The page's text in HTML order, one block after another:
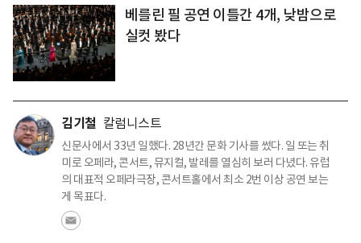
베를린 필 공연 이틀간 4개, 낮밤으로
실컷 봤다
김기철 칼럼니스트
신문사에서 33년 일했다. 28년간 문화 기사를 썼다. 일 또는 취
미로 오페라, 콘서트, 뮤지컬, 발레를 열심히 보러 다녔다. 유럽
의 대표적 오페라극장, 콘서트홀에서 최소 2번 이상 공연 보는
게 목표다.